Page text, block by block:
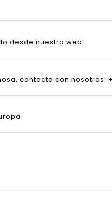
desde nuestra web
contacta con nosotros: